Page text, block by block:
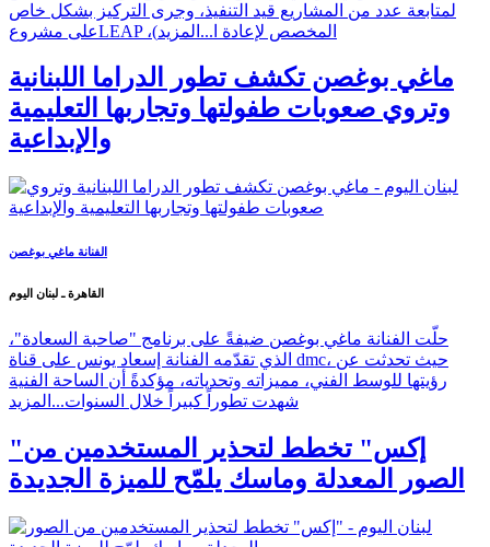
لمتابعة عدد من المشاريع قيد التنفيذ، وجرى التركيز بشكل خاص
على مشروعLEAP ،(المخصص لإعادة ا... المزيد
ماغي بوغصن تكشف تطور الدراما اللبنانية
وتروي صعوبات طفولتها وتجاربها التعليمية
والإبداعية
الفنانة ماغي بوغصن
القاهرة ـ لبنان اليوم
حلّت الفنانة ماغي بوغصن ضيفةً على برنامج "صاحبة السعادة"،
الذي تقدّمه الفنانة إسعاد يونس على قناة dmc، حيث تحدثت عن
رؤيتها للوسط الفني، مميزاته وتحدياته، مؤكدةً أن الساحة الفنية
شهدت تطوراً كبيراً خلال السنوات... المزيد
"إكس" تخطط لتحذير المستخدمين من
الصور المعدلة وماسك يلمّح للميزة الجديدة